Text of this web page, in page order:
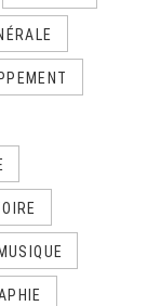
MUSIQUE